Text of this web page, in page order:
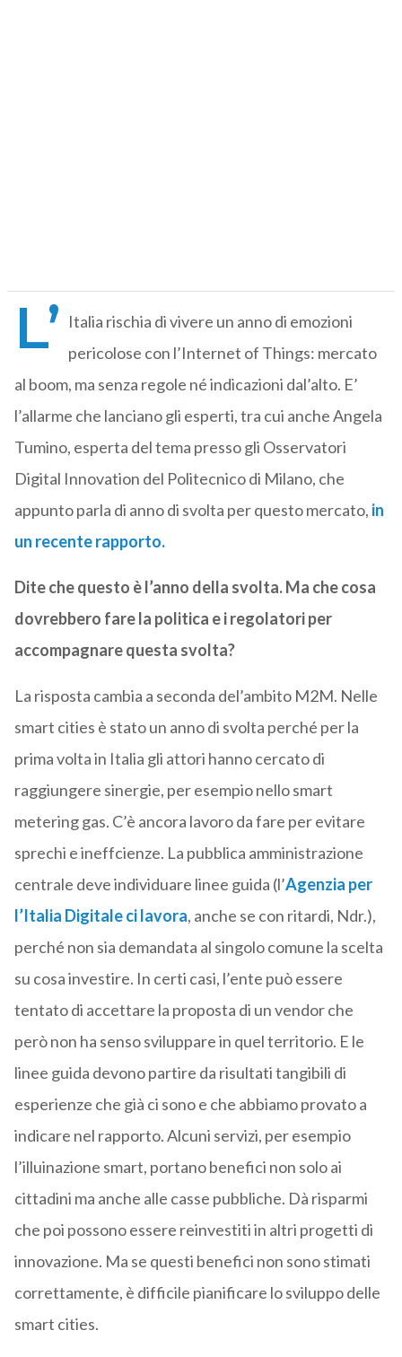
L’ Italia rischia di vivere un anno di emozioni
pericolose con l’Internet of Things: mercato
al boom, ma senza regole né indicazioni dal’alto. E’
l’allarme che lanciano gli esperti, tra cui anche Angela
Tumino, esperta del tema presso gli Osservatori
Digital Innovation del Politecnico di Milano, che
appunto parla di anno di svolta per questo mercato, in
un recente rapporto.
Dite che questo è l’anno della svolta. Ma che cosa
dovrebbero fare la politica e i regolatori per
accompagnare questa svolta?
La risposta cambia a seconda del’ambito M2M. Nelle
smart cities è stato un anno di svolta perché per la
prima volta in Italia gli attori hanno cercato di
raggiungere sinergie, per esempio nello smart
metering gas. C’è ancora lavoro da fare per evitare
sprechi e ineffcienze. La pubblica amministrazione
centrale deve individuare linee guida (l’Agenzia per
l’Italia Digitale ci lavora, anche se con ritardi, Ndr.),
perché non sia demandata al singolo comune la scelta
su cosa investire. In certi casi, l’ente può essere
tentato di accettare la proposta di un vendor che
però non ha senso sviluppare in quel territorio. E le
linee guida devono partire da risultati tangibili di
esperienze che già ci sono e che abbiamo provato a
indicare nel rapporto. Alcuni servizi, per esempio
l’illuinazione smart, portano benefici non solo ai
cittadini ma anche alle casse pubbliche. Dà risparmi
che poi possono essere reinvestiti in altri progetti di
innovazione. Ma se questi benefici non sono stimati
correttamente, è difficile pianificare lo sviluppo delle
smart cities.